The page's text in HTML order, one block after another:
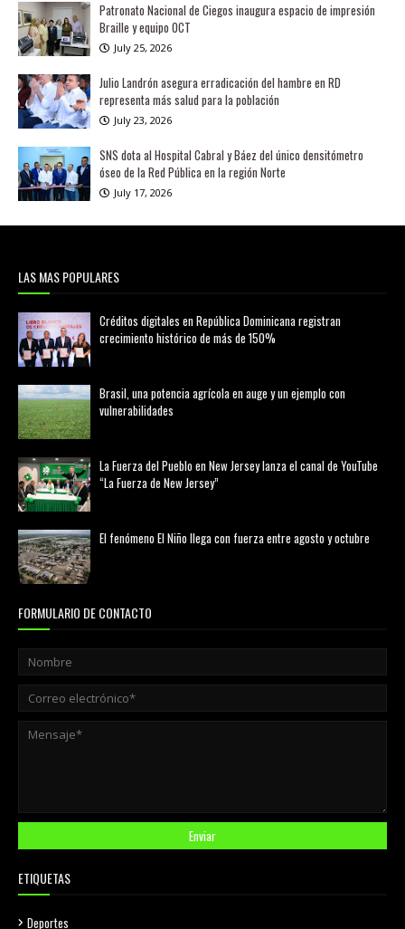
Patronato Nacional de Ciegos inaugura espacio de impresión
Braille y equipo OCT
July 25, 2026
Julio Landrón asegura erradicación del hambre en RD
representa más salud para la población
July 23, 2026
SNS dota al Hospital Cabral y Báez del único densitómetro
óseo de la Red Pública en la región Norte
July 17, 2026
LAS MAS POPULARES
Créditos digitales en República Dominicana registran
crecimiento histórico de más de 150%
Brasil, una potencia agrícola en auge y un ejemplo con
vulnerabilidades
La Fuerza del Pueblo en New Jersey lanza el canal de YouTube
“La Fuerza de New Jersey”
El fenómeno El Niño llega con fuerza entre agosto y octubre
FORMULARIO DE CONTACTO
ETIQUETAS
Deportes